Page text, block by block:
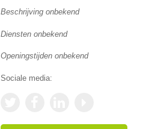
Beschrijving onbekend
Diensten onbekend
Openingstijden onbekend
Sociale media: